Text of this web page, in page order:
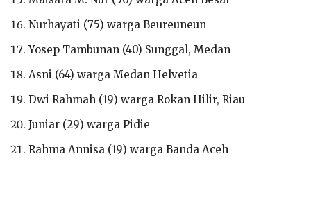
Nurhayati (75) warga Beureuneun
Yosep Tambunan (40) Sunggal, Medan
Asni (64) warga Medan Helvetia
Dwi Rahmah (19) warga Rokan Hilir, Riau
Juniar (29) warga Pidie
Rahma Annisa (19) warga Banda Aceh